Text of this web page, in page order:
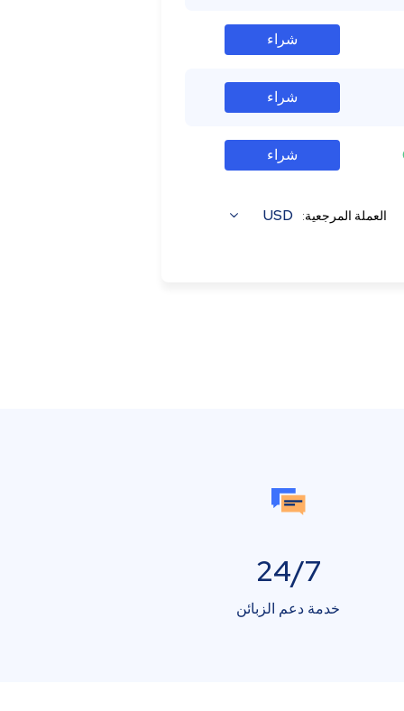
شراء
شراء
شراء
العملة المرجعية: USD
24/7
خدمة دعم الزبائن